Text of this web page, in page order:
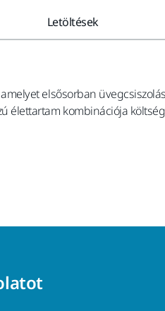
Letöltések
elsősorban
élettartam kombinációja